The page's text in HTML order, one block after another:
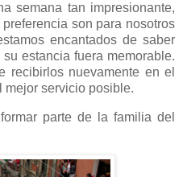
semana tan impresionante,
son para nosotros
encantados de saber
estancia fuera memorable.
recibirlos nuevamente en el
mejor servicio posible.
parte de la familia del